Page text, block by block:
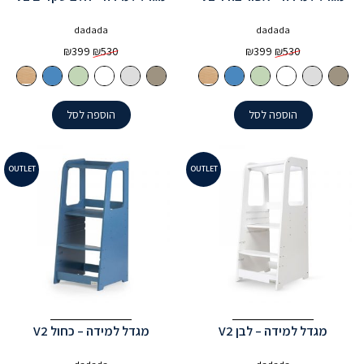
dadada
₪530
המחיר
המקורי
היה:
₪530.
₪399
הנוכחי
הוא:
₪399.
הוספה לסל
dadada
₪530
המחיר
המקורי
היה:
₪530.
₪399
הנוכחי
הוא:
₪399.
הוספה לסל
OUTLET
מגדל למידה – לבן V2
OUTLET
מגדל למידה – כחול V2